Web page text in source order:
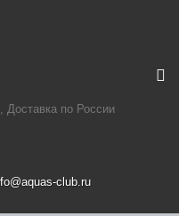
Доставка по России
club.ru